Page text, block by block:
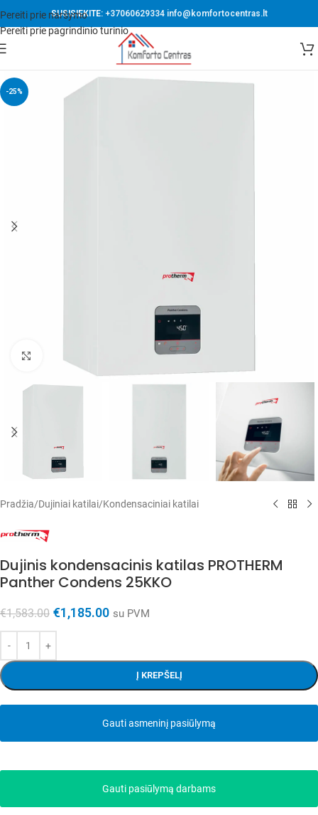
Pereiti prie naršymo
Pereiti prie pagrindinio turinio
SUSISIEKITE: +37060629334 info@komfortocentras.lt
-25%
Spustelėkite, kad padidintumėte
Pradžia/Dujiniai katilai/Kondensaciniai katilai
Dujinis kondensacinis katilas PROTHERM
Panther Condens 25KKO
€1,583.00 €1,185.00 su PVM
Į KREPŠELĮ
Gauti asmeninį pasiūlymą
Gauti pasiūlymą darbams